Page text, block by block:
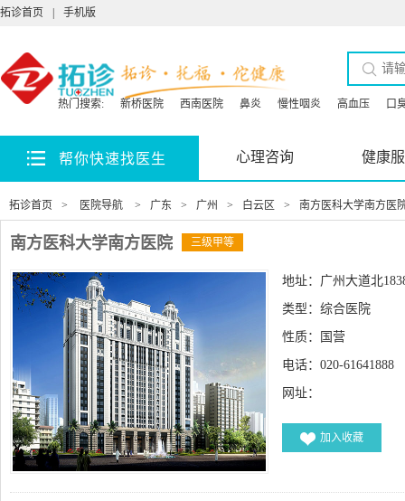
拓诊首页 手机版
热门搜索: 新桥医院 西南医院 鼻炎 慢性咽炎 高血压 口
帮你快速找医生 心理咨询 健康
拓诊首页 > 医院导航 > 广东 > 广州 > 白云区 > 南方医科大学南方医
南方医科大学南方医院 三级甲等
地址：广州大道北
类型：综合医院
性质：国营
电话：020-61641888
网址：
加入收藏